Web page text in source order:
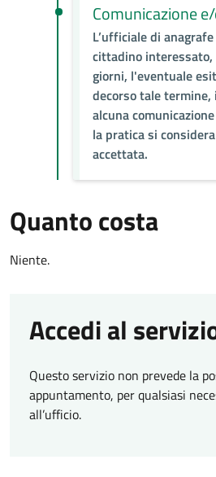
Comunicazione
L’ufficiale di
cittadino
giorni, l'eventuale
decorso tale
alcuna
la pratica si
accettata.
Quanto costa
Niente.
Accedi al
Questo servizio non prevede la
appuntamento, per qualsiasi
all’ufficio.